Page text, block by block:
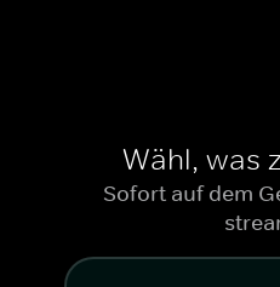
Wähl, was
Sofort auf dem